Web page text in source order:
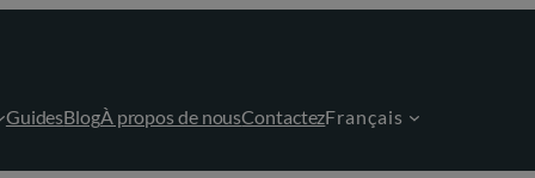
GuidesBlogÀ propos de nousContactezFrançais